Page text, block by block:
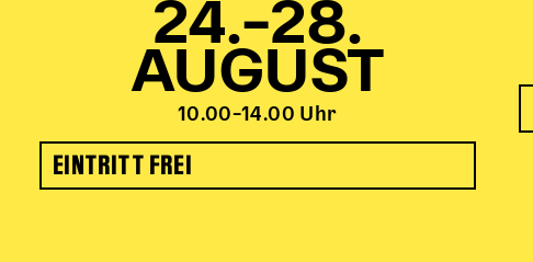
24.–28.
AUGUST
10.00–14.00 Uhr
EINTRITT FREI